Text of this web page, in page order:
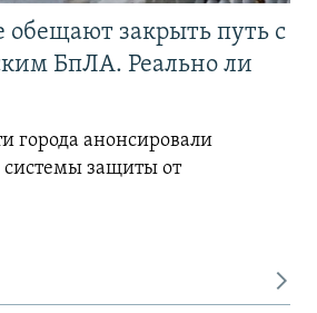
обещают закрыть путь с
БпЛА. Реально ли
города анонсировали
системы защиты от